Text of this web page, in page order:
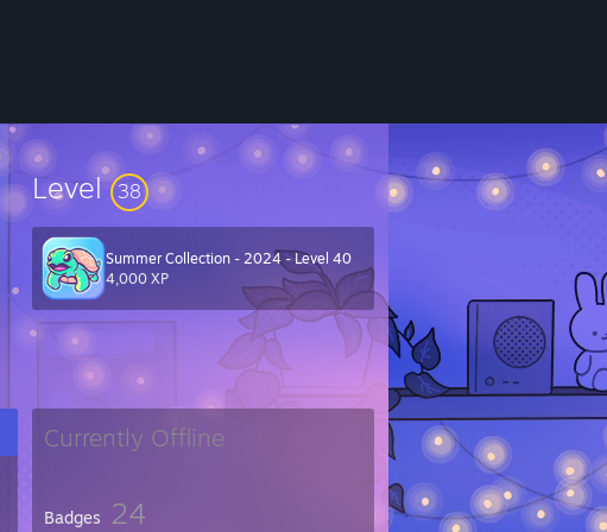
Level 38
Summer Collection - 2024 - Level 40
4,000 XP
Currently Offline
Badges 24